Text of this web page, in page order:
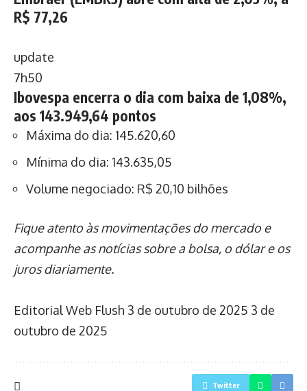
R$ 77,26
update
7h50
Ibovespa encerra o dia com baixa de 1,08%,
aos 143.949,64 pontos
Máxima do dia: 145.620,60
Mínima do dia: 143.635,05
Volume negociado: R$ 20,10 bilhões
Fique atento às movimentações do mercado e
acompanhe as notícias sobre a bolsa, o dólar e os
juros diariamente.
Editorial Web Flush 3 de outubro de 2025 3 de
outubro de 2025
Twitter